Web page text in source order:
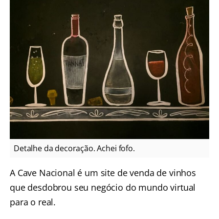
Detalhe da decoração. Achei fofo.
A Cave Nacional é um site de venda de vinhos
que desdobrou seu negócio do mundo virtual
para o real.